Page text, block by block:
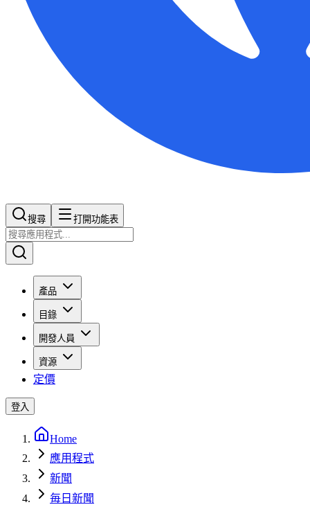
搜尋​​​​ 打開功能表
產品
目錄
開發人員
資源
定價
登入
Home
應用程式
新聞
毎日新聞